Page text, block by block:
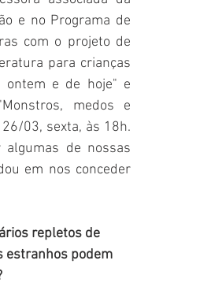
e no Programa de
com o projeto de
para crianças
ontem e de hoje" e
medos e
26/03, sexta, às 18h.
de nossas
em nos conceder
repletos de
estranhos podem